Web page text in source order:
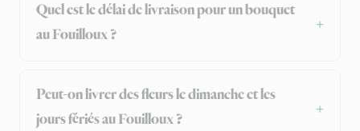
Quel est le délai de livraison pour un bouquet
au Fouilloux ?
Peut-on livrer des fleurs le dimanche et les
jours fériés au Fouilloux ?